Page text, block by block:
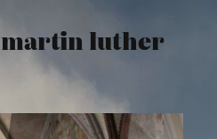
martin luther